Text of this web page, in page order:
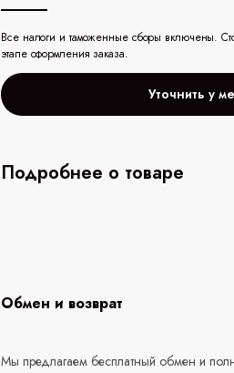
Все налоги и таможенные сборы включены.
этапе оформления заказа.
Уточнить у
Подробнее о товаре
Обмен и возврат
Мы предлагаем бесплатный обмен и